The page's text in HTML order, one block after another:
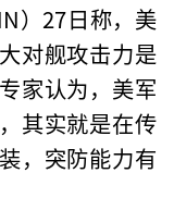
）27日称，美
对舰攻击力是
家认为，美军
其实就是在传
，突防能力有